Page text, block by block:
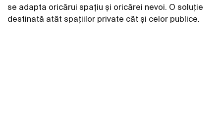
se adapta oricărui spațiu și oricărei nevoi. O soluție
destinată atât spațiilor private cât și celor publice.